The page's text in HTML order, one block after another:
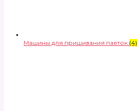
Машины для пришивания паеток (4)